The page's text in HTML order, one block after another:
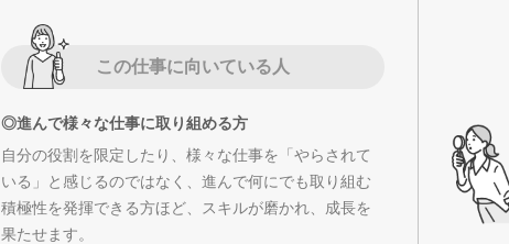
この仕事に向いている人
◎進んで様々な仕事に取り組める方
自分の役割を限定したり、様々な仕事を「やらされて
いる」と感じるのではなく、進んで何にでも取り組む
積極性を発揮できる方ほど、スキルが磨かれ、成長を
果たせます。